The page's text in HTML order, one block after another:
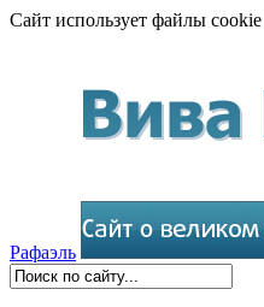
Сайт использует файлы cookie
Рафаэль